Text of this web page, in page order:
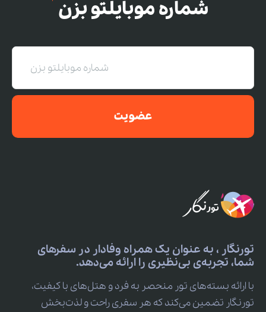
شماره موبایلتو بزن
عضویت
تورنگار ، به عنوان یک همراه وفادار در سفرهای
شما، تجربه‌ی بی‌نظیری را ارائه می‌دهد.
با ارائه بسته‌های تور منحصر به فرد و هتل‌های با کیفیت،
تورنگار تضمین می‌کند که هر سفری راحت و لذت‌بخش